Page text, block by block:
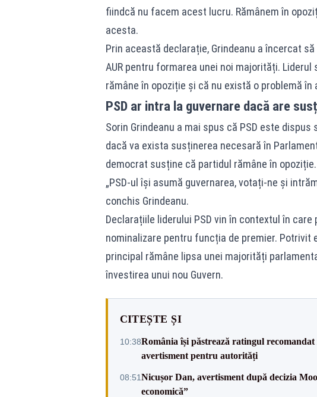
fiindcă nu facem acest lucru. Rămânem în
acesta.
Prin această declarație, Grindeanu a încercat
AUR pentru formarea unei noi majorități.
rămâne în opoziție și că nu există o problemă în
PSD ar intra la guvernare dacă are
Sorin Grindeanu a mai spus că PSD este
dacă va exista susținerea necesară în
democrat susține că partidul rămâne în opoziție.
„PSD-ul își asumă guvernarea, votați-ne și
conchis Grindeanu.
Declarațiile liderului PSD vin în contextul în
nominalizare pentru funcția de premier. Potrivit
principal rămâne lipsa unei majorități
învestirea unui nou Guvern.
CITEȘTE ȘI
10:38România își păstrează ratingul
avertisment pentru autorități
08:51Nicușor Dan, avertisment după decizia
economică”